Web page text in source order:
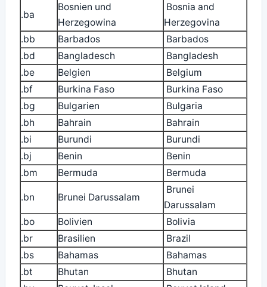
.ba
Bosnien und
Herzegowina
Bosnia and
Herzegovina
.bb
Barbados
Barbados
.bd
Bangladesch
Bangladesh
.be
Belgien
Belgium
.bf
Burkina Faso
Burkina Faso
.bg
Bulgarien
Bulgaria
.bh
Bahrain
Bahrain
.bi
Burundi
Burundi
.bj
Benin
Benin
.bm
Bermuda Bermuda
.bn Brunei Darussalam
Brunei
Darussalam
.bo
Bolivien
Bolivia
.br
Brasilien
Brazil
.bs
Bahamas
Bahamas
.bt
Bhutan
Bhutan